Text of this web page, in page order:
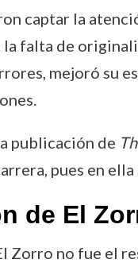
captar la
falta de
mejoró su
publicación de
pues en
de El
Zorro no fue el